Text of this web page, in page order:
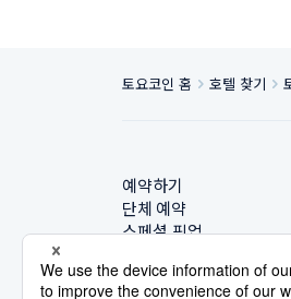
토요코인 홈 호텔 찾기
예약하기
단체 예약
스페셜 픽업